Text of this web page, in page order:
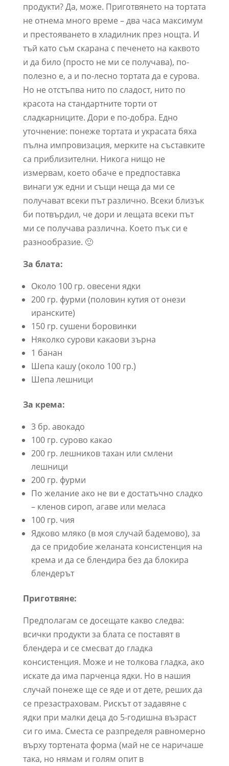
продукти? Да, може. Приготвянето на тортата
не отнема много време – два часа максимум
и престояването в хладилник през нощта. И
тъй като съм скарана с печенето на каквото
и да било (просто не ми се получава), по-
полезно е, а и по-лесно тортата да е сурова.
Но не отстъпва нито по сладост, нито по
красота на стандартните торти от
сладкарниците. Дори е по-добра. Едно
уточнение: понеже тортата и украсата бяха
пълна импровизация, мерките на съставките
са приблизителни. Никога нищо не
измервам, което обаче е предпоставка
винаги уж едни и същи неща да ми се
получават всеки път различно. Всеки близък
би потвърдил, че дори и лещата всеки път
ми се получава различна. Което пък си е
разнообразие. 🙂
За блата:
Около 100 гр. овесени ядки
200 гр. фурми (половин кутия от онези
иранските)
150 гр. сушени боровинки
Няколко сурови какаови зърна
1 банан
Шепа кашу (около 100 гр.)
Шепа лешници
За крема:
3 бр. авокадо
100 гр. сурово какао
200 гр. лешников тахан или смлени
лешници
200 гр. фурми
По желание ако не ви е достатъчно сладко
– кленов сироп, агаве или меласа
100 гр. чия
Ядково мляко (в моя случай бадемово), за
да се придобие желаната консистенция на
крема и да се блендира без да блокира
блендерът
Приготвяне:
Предполагам се досещате какво следва:
всички продукти за блата се поставят в
блендера и се смесват до гладка
консистенция. Може и не толкова гладка, ако
искате да има парченца ядки. Но в нашия
случай понеже ще се яде и от дете, реших да
се презастраховам. Рискът от задавяне с
ядки при малки деца до 5-годишна възраст
си го има. Сместа се разпределя равномерно
върху тортената форма (май не се наричаше
така, но нямам и голям опит в